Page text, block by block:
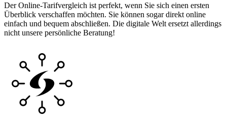
Der Online-Tarifvergleich ist perfekt, wenn Sie sich einen ersten
Überblick verschaffen möchten. Sie können sogar direkt online
einfach und bequem abschließen. Die digitale Welt ersetzt allerdings
nicht unsere persönliche Beratung!